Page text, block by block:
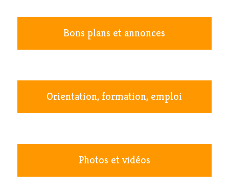
Bons plans et annonces
Orientation, formation, emploi
Photos et vidéos